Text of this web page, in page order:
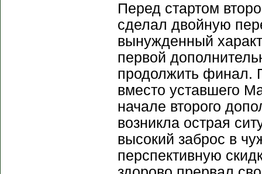
Перед стартом
сделал двойную
вынужденный
первой
продолжить финал.
вместо уставшего
начале второго
возникла острая
высокий заброс в
перспективную